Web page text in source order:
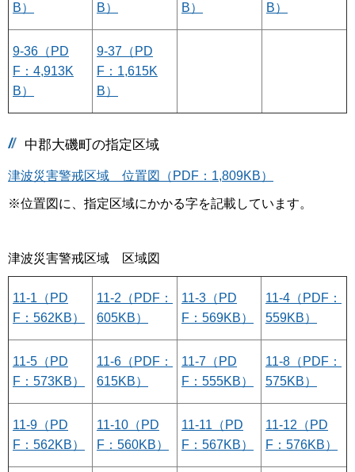
B）
B）
B）
B）
9-36（PD
F：4,913K
B）
9-37（PD
F：1,615K
B）
中郡大磯町の指定区域
津波災害警戒区域 位置図（PDF：1,809KB）
※位置図に、指定区域にかかる字を記載しています。
津波災害警戒区域 区域図
11-1（PD
F：562KB）
11-2（PDF：
605KB）
11-3（PD
F：569KB）
11-4（PDF：
559KB）
11-5（PD
F：573KB）
11-6（PDF：
615KB）
11-7（PD
F：555KB）
11-8（PDF：
575KB）
11-9（PD
F：562KB）
11-10（PD
F：560KB）
11-11（PD
F：567KB）
11-12（PD
F：576KB）